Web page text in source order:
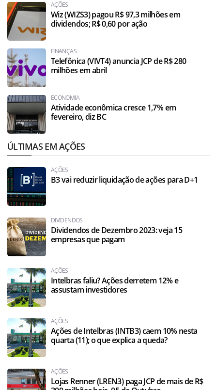
AÇÕES
Wiz (WIZS3) pagou R$ 97,3 milhões em
dividendos; R$ 0,60 por ação
FINANÇAS
Telefônica (VIVT4) anuncia JCP de R$ 280
milhões em abril
ECONOMIA
Atividade econômica cresce 1,7% em
fevereiro, diz BC
ÚLTIMAS EM AÇÕES
AÇÕES
B3 vai reduzir liquidação de ações para D+1
DIVIDENDOS
Dividendos de Dezembro 2023: veja 15
empresas que pagam
AÇÕES
Intelbras faliu? Ações derretem 12% e
assustam investidores
AÇÕES
Ações de Intelbras (INTB3) caem 10% nesta
quarta (11); o que explica a queda?
AÇÕES
Lojas Renner (LREN3) paga JCP de mais de R$